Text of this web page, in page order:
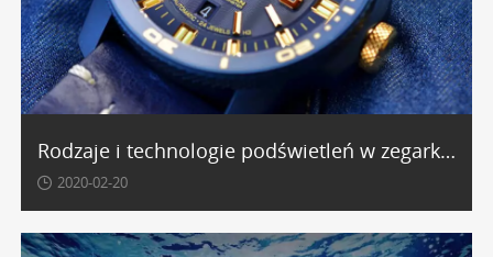
Rodzaje i technologie podświetleń w zegarkach
2020-02-20